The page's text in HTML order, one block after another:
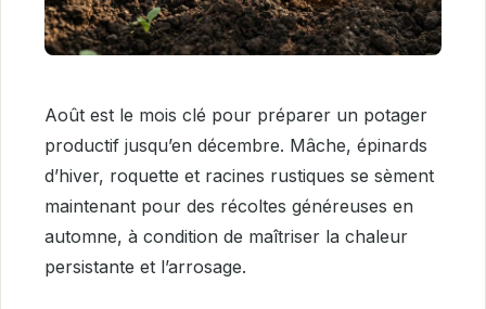
Août est le mois clé pour préparer un potager
productif jusqu’en décembre. Mâche, épinards
d’hiver, roquette et racines rustiques se sèment
maintenant pour des récoltes généreuses en
automne, à condition de maîtriser la chaleur
persistante et l’arrosage.